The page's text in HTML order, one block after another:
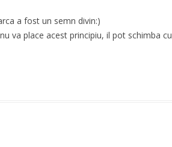
a fost un semn divin:)
va place acest principiu, il pot schimba cu